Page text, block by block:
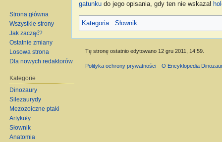
gatunku do jego opisania, gdy ten nie wskazał
Kategoria: Słownik
Strona główna
Wszystkie strony
Jak zacząć?
Ostatnie zmiany
Losowa strona
Dla nowych redaktorów
Kategorie
Dinozaury
Silezaurydy
Mezozoiczne ptaki
Artykuły
Słownik
Anatomia
Tę stronę ostatnio edytowano 12 gru 2011, 14:59.
Polityka ochrony prywatności O Encyklopedia